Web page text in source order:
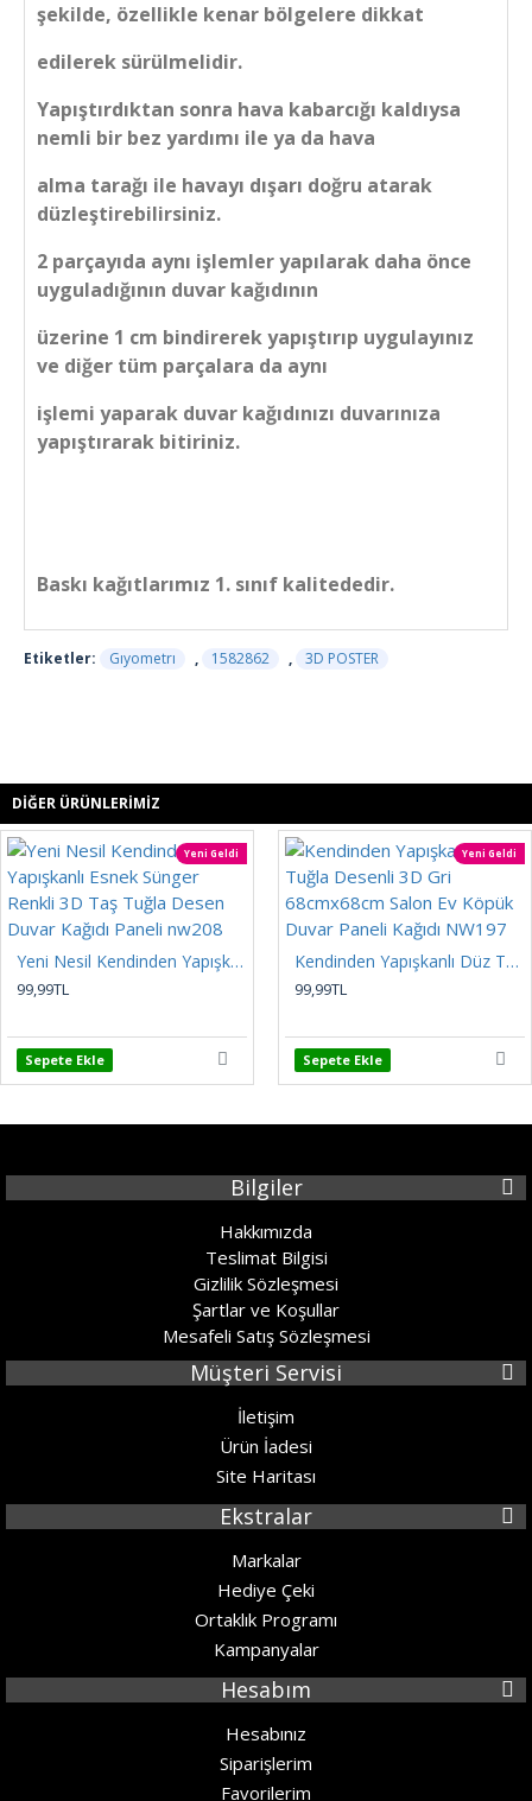
şekilde, özellikle kenar bölgelere dikkat
edilerek sürülmelidir.
Yapıştırdıktan sonra hava kabarcığı kaldıysa
nemli bir bez yardımı ile ya da hava
alma tarağı ile havayı dışarı doğru atarak
düzleştirebilirsiniz.
2 parçayıda aynı işlemler yapılarak daha önce
uyguladığının duvar kağıdının
üzerine 1 cm bindirerek yapıştırıp uygulayınız
ve diğer tüm parçalara da aynı
işlemi yaparak duvar kağıdınızı duvarınıza
yapıştırarak bitiriniz.
Baskı kağıtlarımız 1. sınıf kalitededir.
Etiketler: Gıyometrı , 1582862 , 3D POSTER
DIĞER ÜRÜNLERIMIZ
Yeni Geldi
Yeni Nesil Kendinden Yapışkanlı Esnek Sünger Renkli 3D Taş Tuğla Desen Duvar Kağıdı Paneli nw208
99,99TL
Sepete Ekle
Yeni Geldi
Kendinden Yapışkanlı Düz Tuğla Desenli 3D Gri 68cmx68cm Salon Ev Köpük Duvar Paneli Kağıdı NW197
99,99TL
Sepete Ekle
Bilgiler
Hakkımızda
Teslimat Bilgisi
Gizlilik Sözleşmesi
Şartlar ve Koşullar
Mesafeli Satış Sözleşmesi
Müşteri Servisi
İletişim
Ürün İadesi
Site Haritası
Ekstralar
Markalar
Hediye Çeki
Ortaklık Programı
Kampanyalar
Hesabım
Hesabınız
Siparişlerim
Favorilerim